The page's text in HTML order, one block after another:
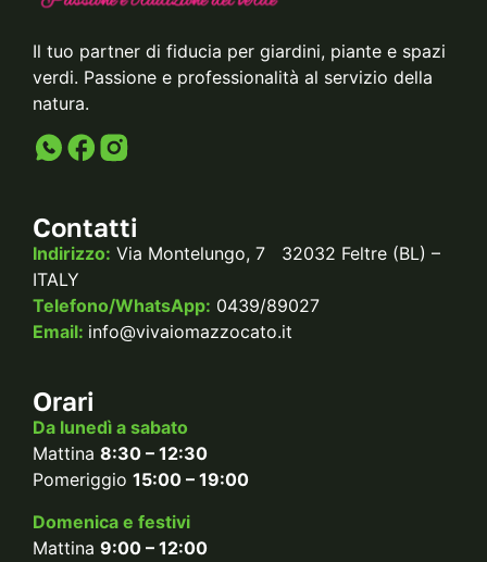
Il tuo partner di fiducia per giardini, piante e spazi
verdi. Passione e professionalità al servizio della
natura.
Contatti
Indirizzo: Via Montelungo, 7 32032 Feltre (BL) –
ITALY
Telefono/WhatsApp: 0439/89027
Email: info@vivaiomazzocato.it
Orari
Da lunedì a sabato
Mattina 8:30 – 12:30
Pomeriggio 15:00 – 19:00
Domenica e festivi
Mattina 9:00 – 12:00